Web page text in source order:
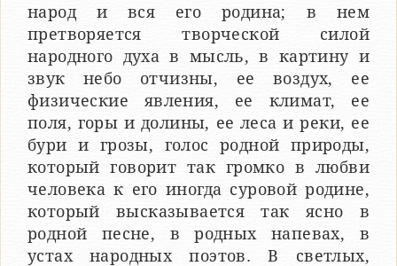
народ и вся его родина; в нем
претворяется творческой силой
народного духа в мысль, в картину и
звук небо отчизны, ее воздух, ее
физические явления, ее климат, ее
поля, горы и долины, ее леса и реки, ее
бури и грозы, голос родной природы,
который говорит так громко в любви
человека к его иногда суровой родине,
который высказывается так ясно в
родной песне, в родных напевах, в
устах народных поэтов. В светлых,